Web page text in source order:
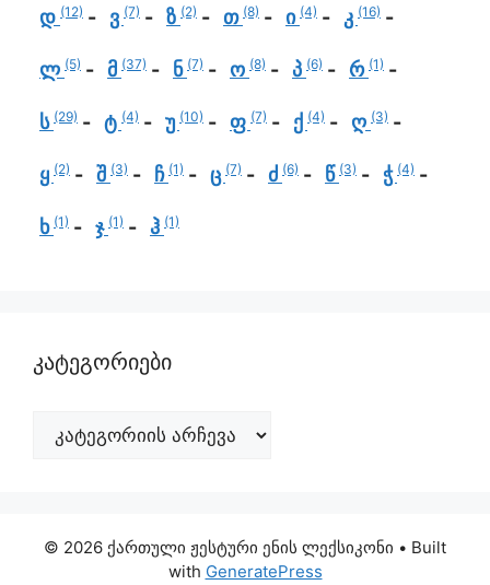
დ (12) ვ (7) ზ (2) თ (8) ი (4) კ (16)
ლ (5) მ (37) ნ (7) ო (8) პ (6) რ (1)
ს (29) ტ (4) უ (10) ფ (7) ქ (4) ღ (3)
ყ (2) შ (3) ჩ (1) ც (7) ძ (6) წ (3) ჭ (4)
ხ (1) ჯ (1) ჰ (1)
კატეგორიები
© 2026 ქართული ჟესტური ენის ლექსიკონი • Built
with GeneratePress